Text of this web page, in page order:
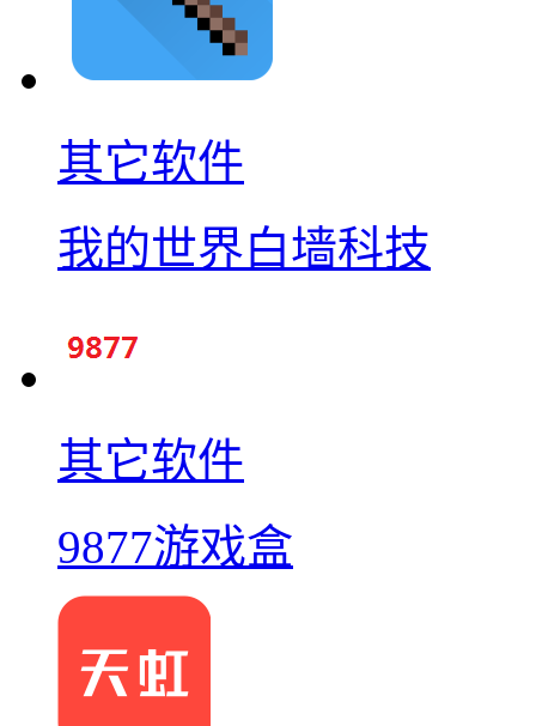
其它软件
我的世界白墙科技
其它软件
9877游戏盒